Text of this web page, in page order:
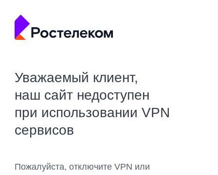
Уважаемый клиент,
наш сайт недоступен
при использовании VPN
сервисов
Пожалуйста, отключите VPN или